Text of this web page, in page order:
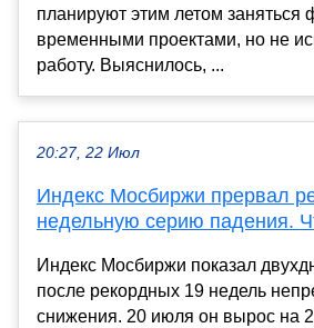
планируют этим летом заняться
временными проектами, но не
работу. Выяснилось, ...
20:27, 22 Июл
Индекс Мосбиржи прервал
недельную серию падения.
Индекс Мосбиржи показал
после рекордных 19 недель
снижения. 20 июля он вырос на